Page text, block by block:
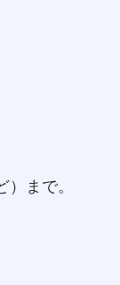
まで。